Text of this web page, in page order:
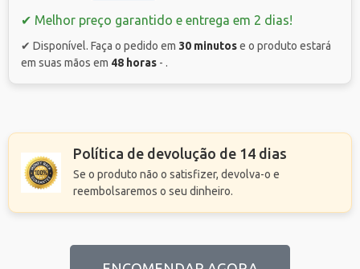
✔ Melhor preço garantido e entrega em 2 dias!
✔ Disponível. Faça o pedido em 30 minutose o produto estará
em suas mãos em 48 horas - .
Política de devolução de 14 dias
Se o produto não o satisfizer, devolva-o e
reembolsaremos o seu dinheiro.